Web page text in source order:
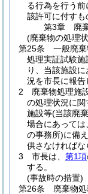
る行為を行う
該許可に付すも
第3章
廃
(廃棄物の処理
第25条
一般廃
処理実証試験施
り、当該施設
況を市長に報告
2
廃棄物処理施
の処理状況に
施設等(当該廃
場合にあっては
の事務所)に備
供さなければな
3
市長は、 第1項
する。
(事故時の措置)
第26条
廃棄物